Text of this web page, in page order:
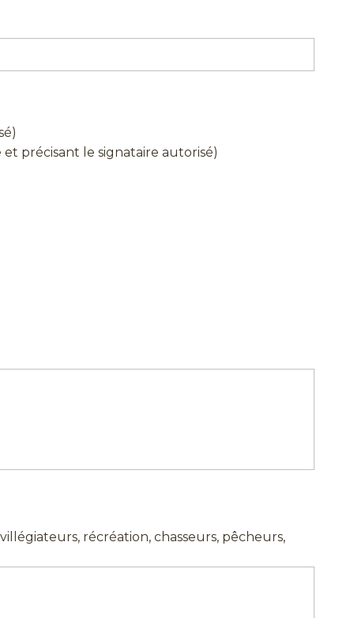
précisant le signataire autorisé)
récréation, chasseurs, pêcheurs,